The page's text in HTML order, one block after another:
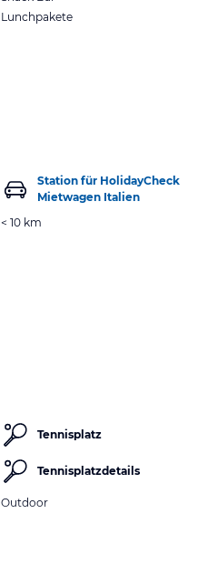
Lunchpakete
Station für HolidayCheck
Mietwagen Italien
< 10 km
Tennisplatz
Tennisplatzdetails
Outdoor